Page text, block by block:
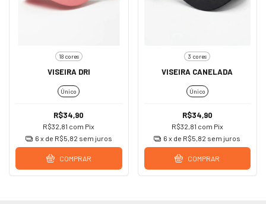
18 cores
VISEIRA DRI
Único
R$34,90
R$32,81 com Pix
6 x de R$5,82 sem juros
COMPRAR
3 cores
VISEIRA CANELADA
Único
R$34,90
R$32,81 com Pix
6 x de R$5,82 sem juros
COMPRAR